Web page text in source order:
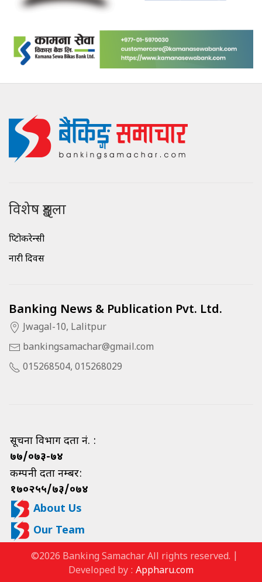
विशेष शृङ्खला
क्रिप्टोकरेन्सी
नारी दिवस
Banking News & Publication Pvt. Ltd.
Jwagal-10, Lalitpur
bankingsamachar@gmail.com
015268504, 015268029
सूचना विभाग दर्ता नं. :
७७/०७३-७४
कम्पनी दर्ता नम्बर:
१७०२५५/७३/०७४
About Us
Our Team
©2026 Banking Samachar All rights reserved. |
Developed by : Appharu.com